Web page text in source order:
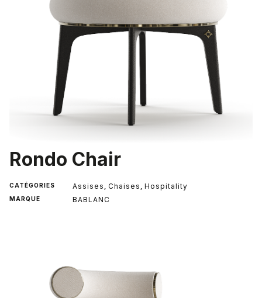
Rondo Chair
CATÉGORIES Assises , Chaises , Hospitality
MARQUE BABLANC